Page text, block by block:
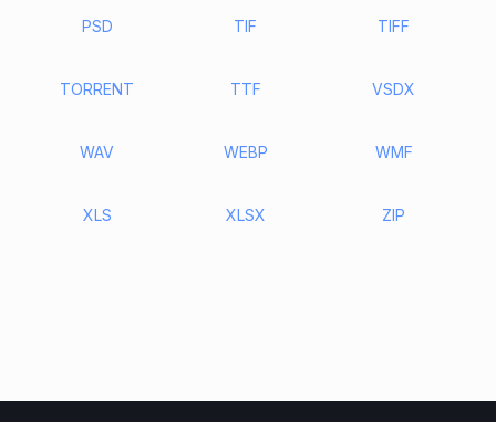
PSD TIF TIFF
TORRENT TTF VSDX
WAV WEBP WMF
XLS XLSX ZIP